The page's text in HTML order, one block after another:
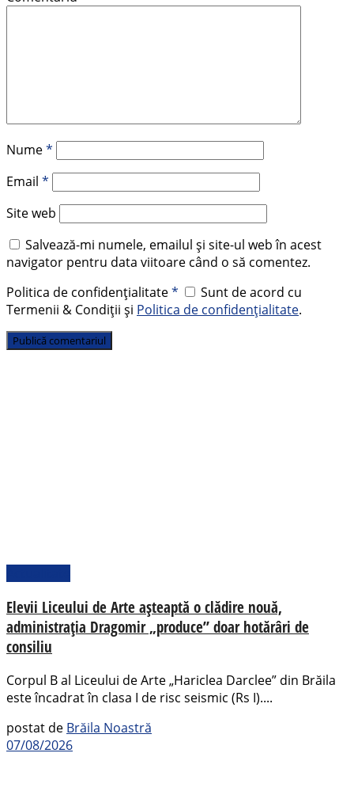
Nume*
Email *
Site web
Salvează-mi numele, emailul și site-ul web în acest
navigator pentru data viitoare când o să comentez.
Politica de confidențialitate*
Sunt de acord cu
Termenii & Condiții și Politica de confidențialitate.
Elevii Liceului de Arte așteaptă o clădire nouă,
administrația Dragomir „produce” doar hotărâri de
consiliu
Corpul B al Liceului de Arte „Hariclea Darclee” din Brăila
este încadrat în clasa I de risc seismic (Rs I)....
postat de Brăila Noastră
07/08/2026